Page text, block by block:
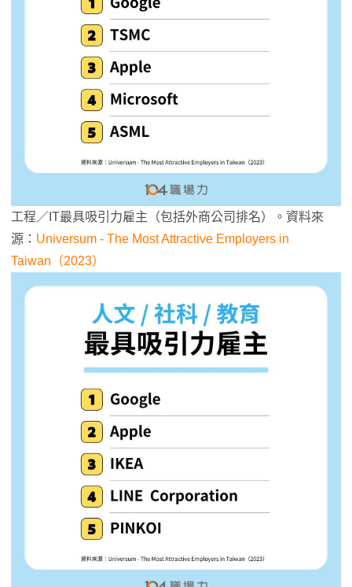
工程／IT最具吸引力雇主（包括外商公司排名）。資料來
源： Universum - The Most Attractive Employers in
Taiwan（2023）